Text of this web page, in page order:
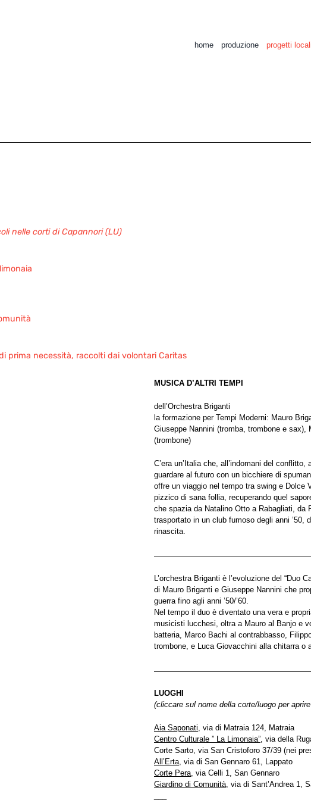
home produzione progetti locali
nelle corti di Capannori (LU)
prima necessità, raccolti dai volontari Caritas
MUSICA D’ALTRI TEMPI
dell’Orchestra Briganti
la formazione per Tempi Moderni: Mauro
Giuseppe Nannini (tromba, trombone e sax),
(trombone)
C’era un’Italia che, all’indomani del
guardare al futuro con un bicchiere di
offre un viaggio nel tempo tra swing e Dolce
pizzico di sana follia, recuperando quel
che spazia da Natalino Otto a Rabagliati, da
trasportato in un club fumoso degli anni ’50,
rinascita.
L’orchestra Briganti è l’evoluzione del “Duo
di Mauro Briganti e Giuseppe Nannini che
guerra fino agli anni ’50/’60.
Nel tempo il duo è diventato una vera e
musicisti lucchesi, oltra a Mauro al Banjo e
batteria, Marco Bachi al contrabbasso,
trombone, e Luca Giovacchini alla chitarra o
LUOGHI
(cliccare sul nome della corte/luogo per
Aia Saponati, via di Matraia 124, Matraia
Centro Culturale ” La Limonaia”, via della
Corte Sarto, via San Cristoforo 37/39 (nei
All’Erta, via di San Gennaro 61, Lappato
Corte Pera, via Celli 1, San Gennaro
Giardino di Comunità, via di Sant’Andrea 1,